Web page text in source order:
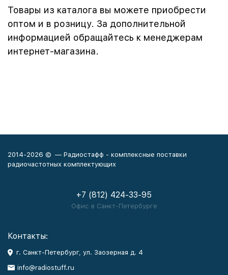
Товары из каталога вы можете приобрести
оптом и в розницу. За дополнительной
информацией обращайтесь к менеджерам
интернет-магазина.
2014-2026 © — Радиостафф - комплексные поставки
радиочастотных комплектующих
+7 (812) 424-33-95
Офис в Санкт-Петербурге
Контакты:
г. Санкт-Петербург, ул. Заозерная д. 4
info@radiostuff.ru